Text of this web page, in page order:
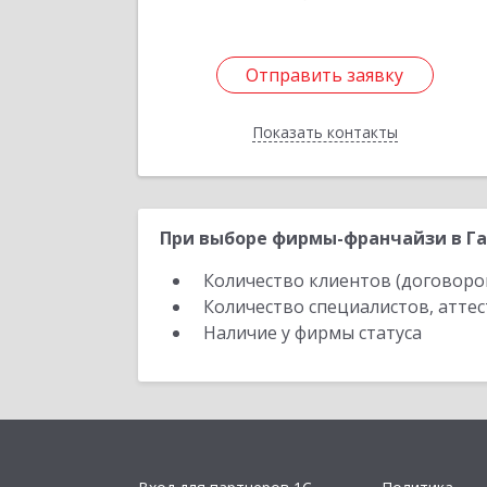
Отправить заявку
Показать контакты
Отправить заявку
Назад
При выборе фирмы-франчайзи в
Количество клиентов
Количество специалистов,
Наличие у фирмы статуса